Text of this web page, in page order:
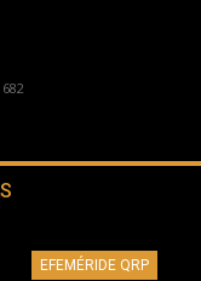
EFEMÉRIDE QRP